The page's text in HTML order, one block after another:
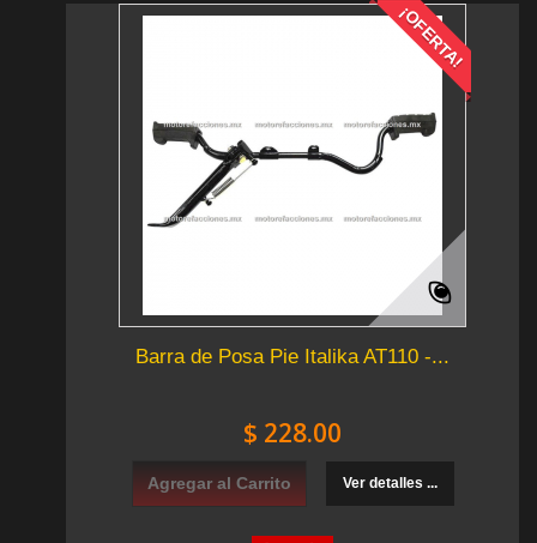
¡OFERTA!
Barra de Posa Pie Italika AT110 -...
$ 228.00
Agregar al Carrito Ver detalles ...